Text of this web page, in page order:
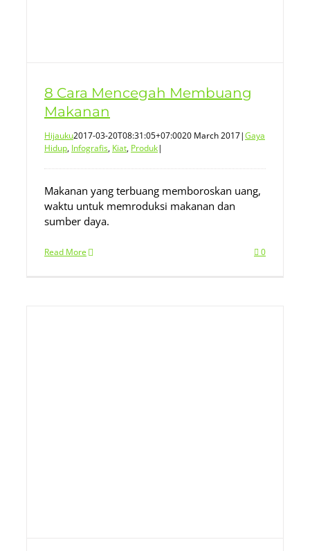
8 Cara Mencegah Membuang
Makanan
Hijauku2017-03-20T08:31:05+07:0020 March 2017|Gaya
Hidup, Infografis, Kiat, Produk|
Makanan yang terbuang memboroskan uang,
waktu untuk memroduksi makanan dan
sumber daya.
Read More 0